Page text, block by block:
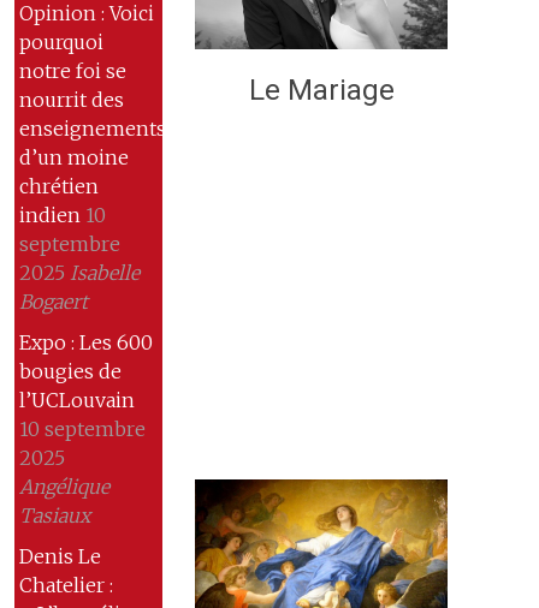
Opinion : Voici
pourquoi
notre foi se
nourrit des
enseignements
d’un moine
chrétien
indien 10
septembre
2025 Isabelle
Bogaert
Expo : Les 600
bougies de
l’UCLouvain
10 septembre
2025
Angélique
Tasiaux
Denis Le
Chatelier :
Le Mariage